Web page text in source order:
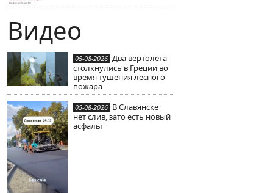
Видео
05-08-2026 Два вертолета
столкнулись в Греции во
время тушения лесного
пожара
05-08-2026 В Славянске
нет слив, зато есть новый
асфальт